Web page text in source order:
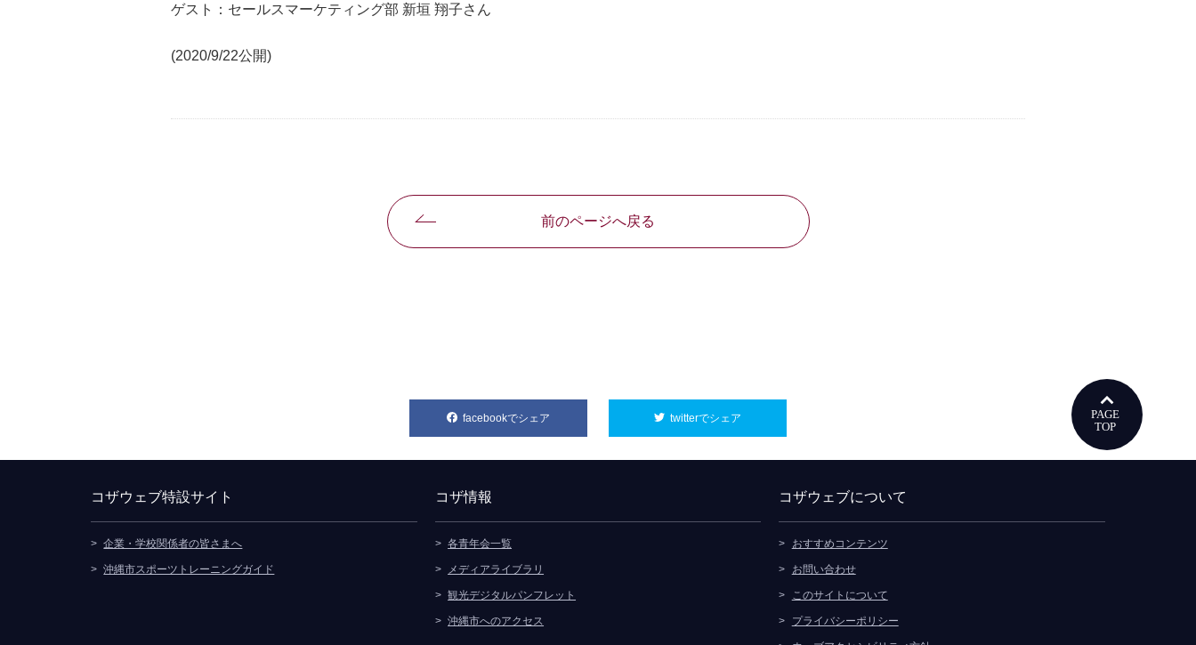
ゲスト：セールスマーケティング部 新垣 翔子さん
(2020/9/22公開)
前のページへ戻る
facebookでシェア 別ウィンドウで開きます twitterでシェア
コザウェブ特設サイト
企業・学校関係者の皆さまへ
沖縄市スポーツトレーニングガイド
コザ情報
各青年会一覧
メディアライブラリ
観光デジタルパンフレット
沖縄市へのアクセス
コザウェブについて
おすすめコンテンツ
お問い合わせ
このサイトについて
プライバシーポリシー